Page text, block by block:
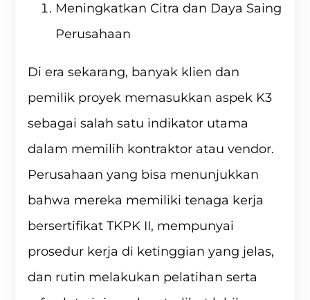
Meningkatkan Citra dan Daya Saing
Perusahaan
Di era sekarang, banyak klien dan
pemilik proyek memasukkan aspek K3
sebagai salah satu indikator utama
dalam memilih kontraktor atau vendor.
Perusahaan yang bisa menunjukkan
bahwa mereka memiliki tenaga kerja
bersertifikat TKPK II, mempunyai
prosedur kerja di ketinggian yang jelas,
dan rutin melakukan pelatihan serta